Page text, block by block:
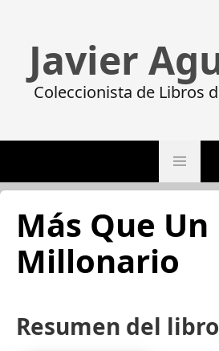
Javier
Coleccionista de Libros
Más Que Un
Millonario
Resumen del libro